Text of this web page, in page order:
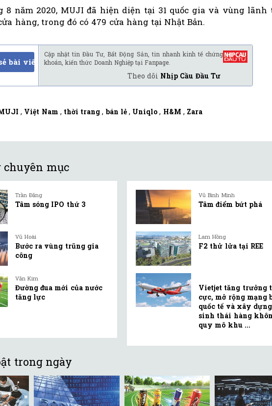
8 năm 2020, MUJI đã hiện diện tại 31 quốc gia và vùng lãnh
hàng, trong đó có 479 cửa hàng tại Nhật Bản.
bài viết
Cập nhật tin Đầu Tư, Bất Động Sản, tin nhanh kinh tế chứng
khoán, kiến thức Doanh Nghiệp tại Fanpage.
Theo dõi Nhịp Cầu Đầu Tư
, Việt Nam , thời trang , bán lẻ, Uniqlo , H&M , Zara
chuyên mục
Trần Đăng
Tâm sóng IPO thứ 3
Vũ Hoài
Bước ra vùng trũng gia
công
Văn Kim
Đường đua mới của nước
tăng lực
Vũ Bình Minh
Tâm điểm bứt phá
Lam Hồng
F2 thử lửa tại REE
Vietjet tăng trưởng
cực, mở rộng mạng
quốc tế và xây
sinh thái hàng
quy mô khu ...
trong ngày